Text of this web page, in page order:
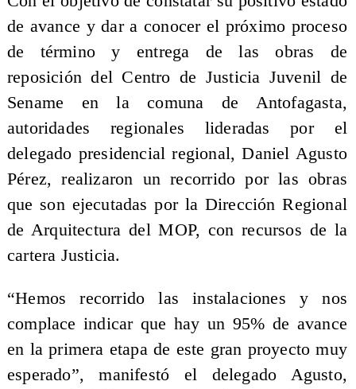
de avance y dar a conocer el próximo proceso
de término y entrega de las obras de
reposición del Centro de Justicia Juvenil de
Sename en la comuna de Antofagasta,
autoridades regionales lideradas por el
delegado presidencial regional, Daniel Agusto
Pérez, realizaron un recorrido por las obras
que son ejecutadas por la Dirección Regional
de Arquitectura del MOP, con recursos de la
cartera Justicia.
“Hemos recorrido las instalaciones y nos
complace indicar que hay un 95% de avance
en la primera etapa de este gran proyecto muy
esperado”, manifestó el delegado Agusto,